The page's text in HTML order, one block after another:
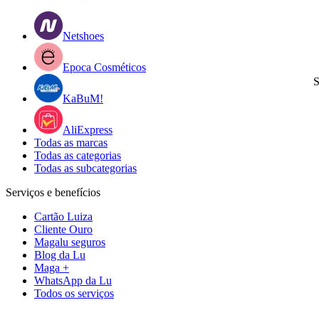
Netshoes
Epoca Cosméticos
KaBuM!
AliExpress
Todas as marcas
Todas as categorias
Todas as subcategorias
Serviços e benefícios
Cartão Luiza
Cliente Ouro
Magalu seguros
Blog da Lu
Maga +
WhatsApp da Lu
Todos os serviços